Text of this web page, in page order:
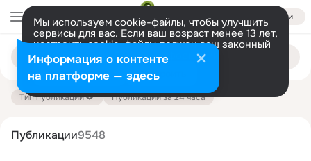
Войти
Мы используем cookie-файлы, чтобы улучшить
сервисы для вас. Если ваш возраст менее 13 лет,
настроить cookie-файлы должен ваш законный
представитель. Больше информации
Разрешить все Настроить
Поиск
публикациям
Тип публикации Публикации за 24 часа
Публикации9548
Информация о контенте
на платформе — здесь